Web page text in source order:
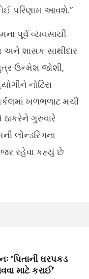
પરિણામ આવશે.”
પૂર્વ વ્યવસાયી
અને શાસક સાથીદાર
ઉન્મેશ જોશી,
નોટિસ
ખળભળાટ મચી
ગુરુવારે
રહેવા કહ્યું છે
‘પિતાની ઘરપકડ
માટે કરાઈ’